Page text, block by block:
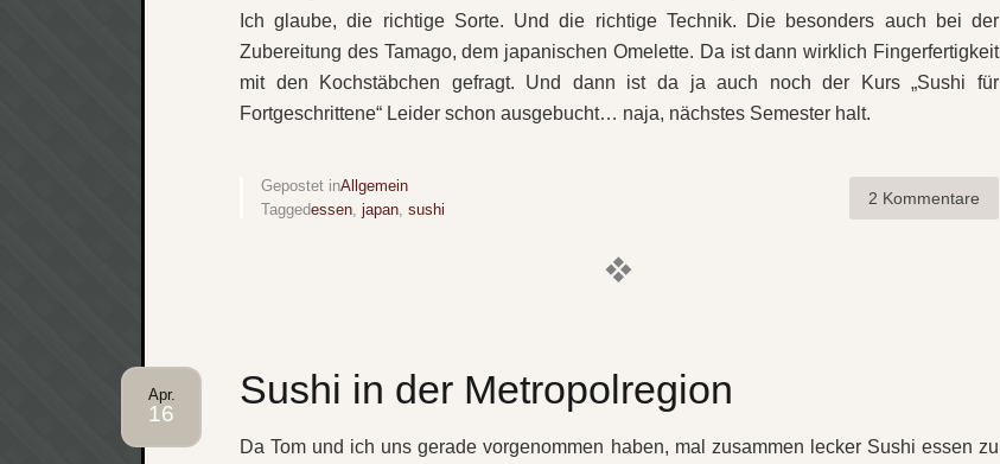
Ich glaube, die richtige Sorte. Und die richtige Technik. Die besonders auch bei der
Zubereitung des Tamago, dem japanischen Omelette. Da ist dann wirklich Fingerfertigkeit
mit den Kochstäbchen gefragt. Und dann ist da ja auch noch der Kurs „Sushi für
Fortgeschrittene“ Leider schon ausgebucht… naja, nächstes Semester halt.
2 Kommentare
Gepostet inAllgemein
Taggedessen japan sushi
Sushi in der Metropolregion
Apr.
16
Da Tom und ich uns gerade vorgenommen haben, mal zusammen lecker Sushi essen zu